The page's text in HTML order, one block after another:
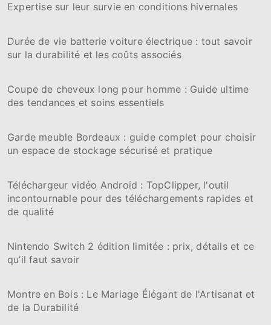
Expertise sur leur survie en conditions hivernales
Durée de vie batterie voiture électrique : tout savoir
sur la durabilité et les coûts associés
Coupe de cheveux long pour homme : Guide ultime
des tendances et soins essentiels
Garde meuble Bordeaux : guide complet pour choisir
un espace de stockage sécurisé et pratique
Téléchargeur vidéo Android : TopClipper, l'outil
incontournable pour des téléchargements rapides et
de qualité
Nintendo Switch 2 édition limitée : prix, détails et ce
qu’il faut savoir
Montre en Bois : Le Mariage Élégant de l'Artisanat et
de la Durabilité